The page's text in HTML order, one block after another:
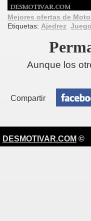
Mejores ofertas de
Etiquetas: Ajedrez
Aunque los
Compartir
DESMOTIVAR.COM ©